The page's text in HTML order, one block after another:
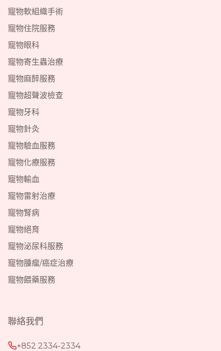
寵物軟組織手術
寵物住院服務
寵物眼科
寵物寄生蟲治療
寵物麻醉服務
寵物超聲波檢查
寵物牙科
寵物針灸
寵物驗血服務
寵物化療服務
寵物輸血
寵物雷射治療
寵物腎病
寵物絕育
寵物泌尿科服務
寵物腫瘤/癌症治療
寵物餵藥服務
聯絡我們
+852 2334-2334